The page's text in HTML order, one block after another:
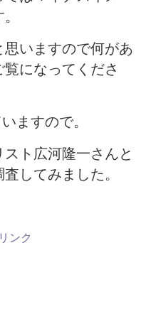
いますので何があ
になってくださ
ますので。
ト広河隆一さんと
してみました。
ンク